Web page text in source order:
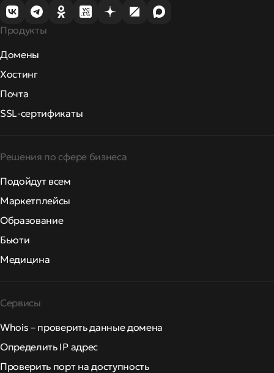
Продукты
Домены
Хостинг
Почта
SSL-сертификаты
Решения по сфере бизнеса
Подойдут всем
Маркетплейсы
Образование
Бьюти
Медицина
Сервисы
Whois – проверить данные домена
Определить IP адрес
Проверить порт на доступность